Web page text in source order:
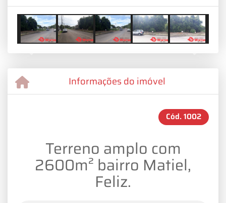
Previous Next
Informações do imóvel
Cód.1002
Terreno amplo com
2600m² bairro Matiel,
Feliz.